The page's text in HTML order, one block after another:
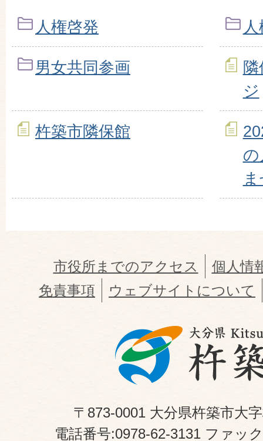
人権啓発
男女共同参画
ジ
杵築市隣保館
市役所までのアクセス
個人情
免責事項
ウェブサイトについて
〒873-0001 大分県杵築市大
電話番号:0978-62-3131 ファッ